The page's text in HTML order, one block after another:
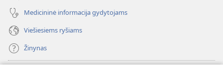
Medicininė informacija gydytojams
Viešiesiems ryšiams
Žinynas